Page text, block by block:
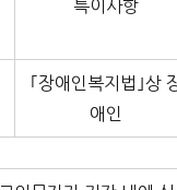
특이사항
｢장애인복지법｣상
애인